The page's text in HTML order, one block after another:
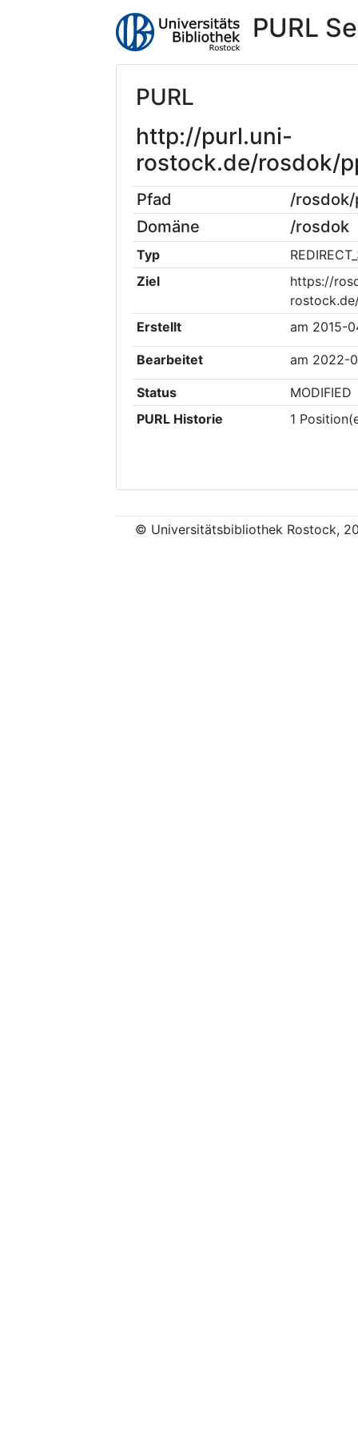
PURL
PURL
http://purl.uni-
rostock.de/rosdok/
Pfad
/
Domäne
/rosdok
Typ
Ziel
https://
Erstellt
am 2015-
Bearbeitet am 2022-
Status
MODIFIED
PURL Historie
1
© Universitätsbibliothek Rostock,